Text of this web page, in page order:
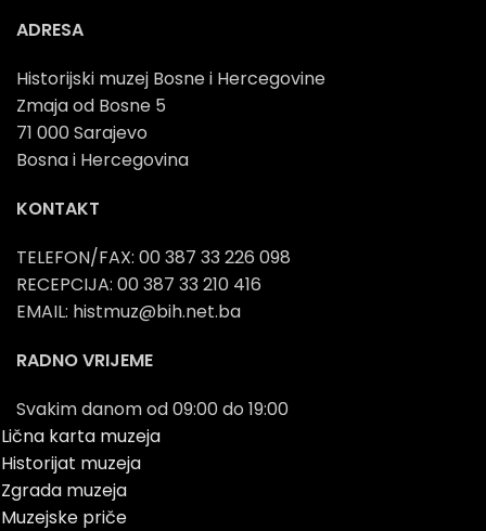
ADRESA
Historijski muzej Bosne i Hercegovine
Zmaja od Bosne 5
71 000 Sarajevo
Bosna i Hercegovina
KONTAKT
TELEFON/FAX: 00 387 33 226 098
RECEPCIJA: 00 387 33 210 416
EMAIL: histmuz@bih.net.ba
RADNO VRIJEME
Svakim danom od 09:00 do 19:00
Lična karta muzeja
Historijat muzeja
Zgrada muzeja
Muzejske priče